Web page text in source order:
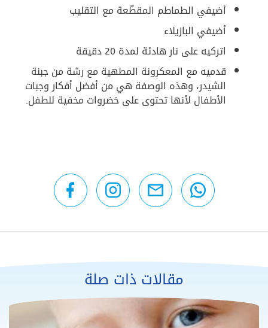
أضيفي الطماطم المقطّعة مع التقليب
أضيفي البازيلاء
اتركيه على نار هادئة لمدة 20 دقيقة
قدميه مع المعكرونة المطهية مع رشة من جبنة
الشيدر، وهذه الوصفة هي من أفضل أفكار وجبات
الأطفال لأنها تحتوى على خضروات مخفية للطفل.
مقالات ذات صلة